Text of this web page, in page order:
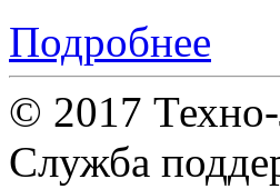
Подробнее
© 2017
Служба